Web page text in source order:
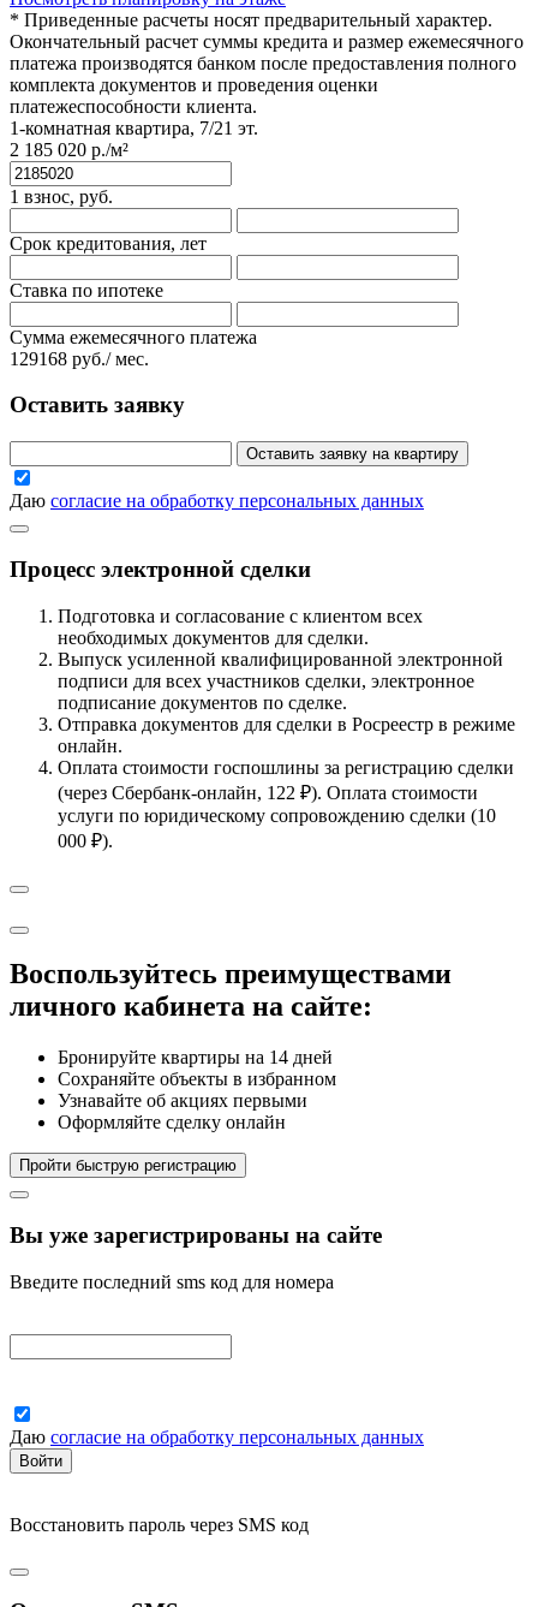
* Приведенные расчеты носят предварительный характер.
Окончательный расчет суммы кредита и размер ежемесячного
платежа производятся банком после предоставления полного
комплекта документов и проведения оценки
платежеспособности клиента.
1-комнатная квартира, 7/21 эт.
2 185 020 р./м²
1 взнос, руб.
Срок кредитования, лет
Ставка по ипотеке
Сумма ежемесячного платежа
129168 руб./ мес.
Оставить заявку
Оставить заявку на квартиру
Даю согласие на обработку персональных данных
Процесс электронной сделки
Подготовка и согласование с клиентом всех
необходимых документов для сделки.
Выпуск усиленной квалифицированной электронной
подписи для всех участников сделки, электронное
подписание документов по сделке.
Отправка документов для сделки в Росреестр в режиме
онлайн.
Оплата стоимости госпошлины за регистрацию сделки
(через Сбербанк-онлайн, 122 ₽). Оплата стоимости
услуги по юридическому сопровождению сделки (10
000 ₽).
Воспользуйтесь преимуществами
личного кабинета на сайте:
Бронируйте квартиры на 14 дней
Сохраняйте объекты в избранном
Узнавайте об акциях первыми
Оформляйте сделку онлайн
Пройти быструю регистрацию
Вы уже зарегистрированы на сайте
Введите последний sms код для номера
Даю согласие на обработку персональных данных
Войти
Восстановить пароль через SMS код